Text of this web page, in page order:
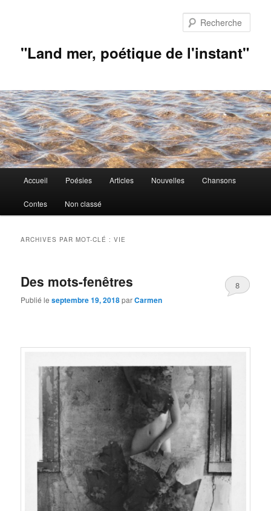
"Land mer, poétique de l'instant"
principal
Accueil Poésies Articles Nouvelles Chansons
Contes Non classé
ARCHIVES PAR MOT-CLÉ :VIE
Des mots-fenêtres
Publié leseptembre 19, 2018parCarmen
8